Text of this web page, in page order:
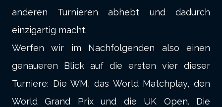
anderen Turnieren abhebt und dadurch
einzigartig macht.
Werfen wir im Nachfolgenden also einen
genaueren Blick auf die ersten vier dieser
Turniere: Die WM, das World Matchplay, den
World Grand Prix und die UK Open. Die